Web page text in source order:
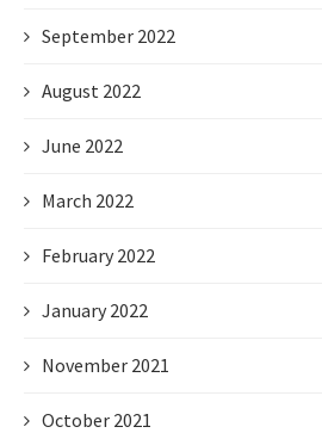
September 2022
August 2022
June 2022
March 2022
February 2022
January 2022
November 2021
October 2021